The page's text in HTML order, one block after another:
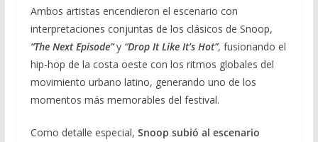
Ambos artistas encendieron el escenario con
interpretaciones conjuntas de los clásicos de Snoop,
“The Next Episode”y “Drop It Like It’s Hot”, fusionando el
hip-hop de la costa oeste con los ritmos globales del
movimiento urbano latino, generando uno de los
momentos más memorables del festival.
Como detalle especial, Snoop subió al escenario